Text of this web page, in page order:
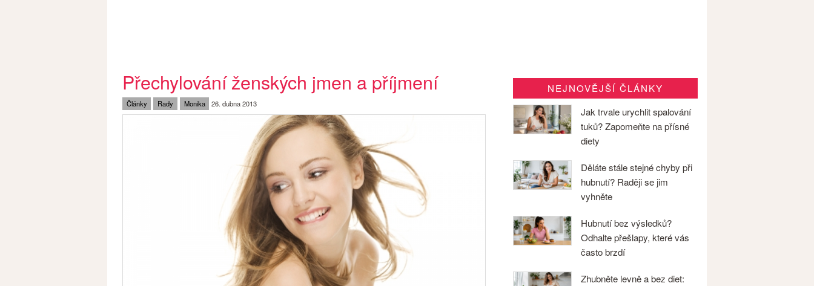
Přechylování ženských jmen a příjmení
Články Rady Monika 26. dubna 2013
NEJNOVĚJŠÍ ČLÁNKY
Jak trvale urychlit spalování
tuků? Zapomeňte na přísné
diety
Děláte stále stejné chyby při
hubnutí? Raději se jim
vyhněte
Hubnutí bez výsledků?
Odhalte přešlapy, které vás
často brzdí
Zhubněte levně a bez diet: